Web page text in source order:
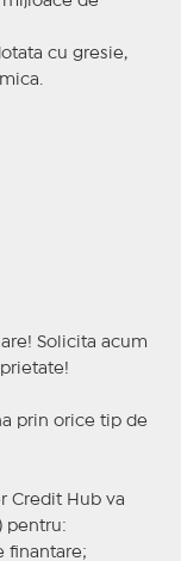
cu gresie,
Solicita acum
prin orice tip de
Credit Hub va
pentru:
finantare;